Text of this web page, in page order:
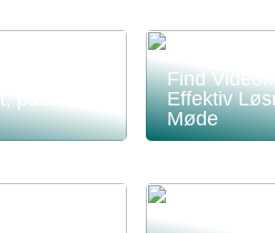
passende
Find
Effektiv
Møde